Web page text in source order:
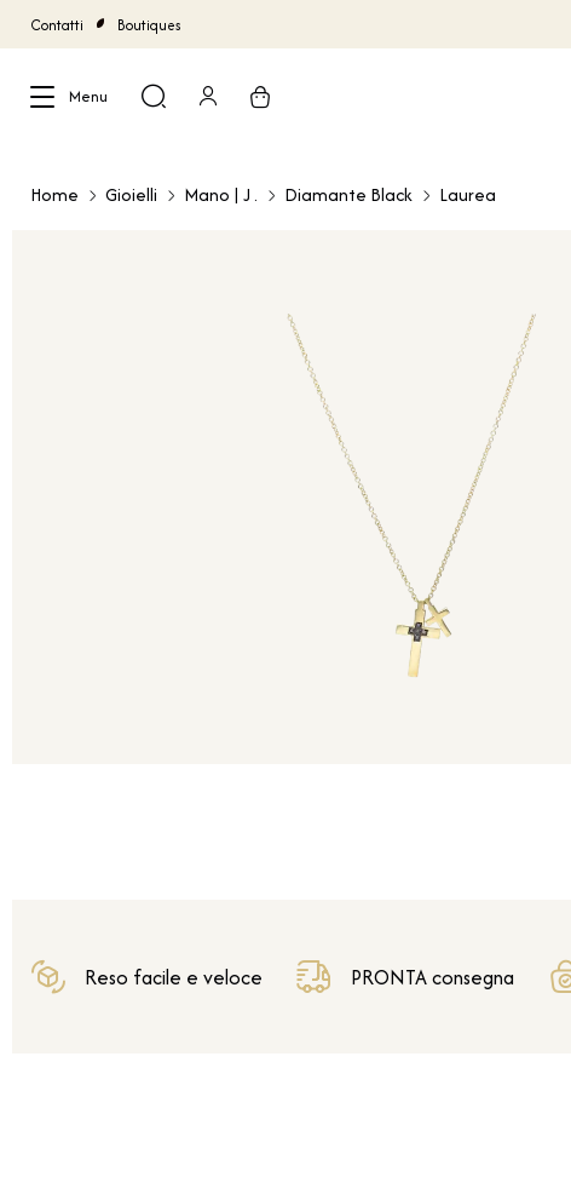
Contatti Boutiques
Menu
Home Gioielli Mano | J . Diamante Black Laurea
Reso facile e veloce PRONTA consegna